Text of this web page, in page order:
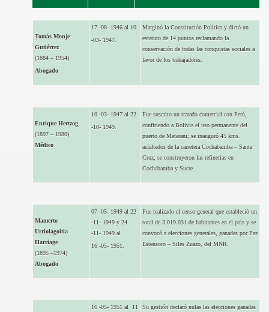
Tomás Monje
Gutiérrez
(1884 – 1954)
Abogado
17 -08- 1946 al 10
-03- 1947.
Marginó la Constitución Política y dictó un
estatuto de 14 puntos reclamando la
conservación de todas las conquistas sociales a
favor de los trabajadores.
Enrique Hertzog
(1897 – 1980)
Médico
10 -03- 1947 al 22
-10- 1949.
Fue suscrito un tratado comercial con Perú,
confiriendo a Bolivia el uso permanente del
puerto de Matarani; se inauguró 45 kms.
asfaltados de la carretera Cochabamba – Santa
Cruz; se construyeron las refinerías en
Cochabamba y Sucre.
Mamerto
Urriolagoitia
Harriage
(1895 –1974)
Abogado
07 -05- 1949 al 22
-11- 1949 y 24
-11- 1949 al
16 -05- 1951.
Fue realizado el censo general que estableció un
total de 3.019.031 de habitantes en el país y se
convocó a elecciones generales, ganadas por Paz
Estensoro – Siles Zuazo, del MNR.
16 -05- 1951 al 11
Su gestión declaró nulas las elecciones ganadas